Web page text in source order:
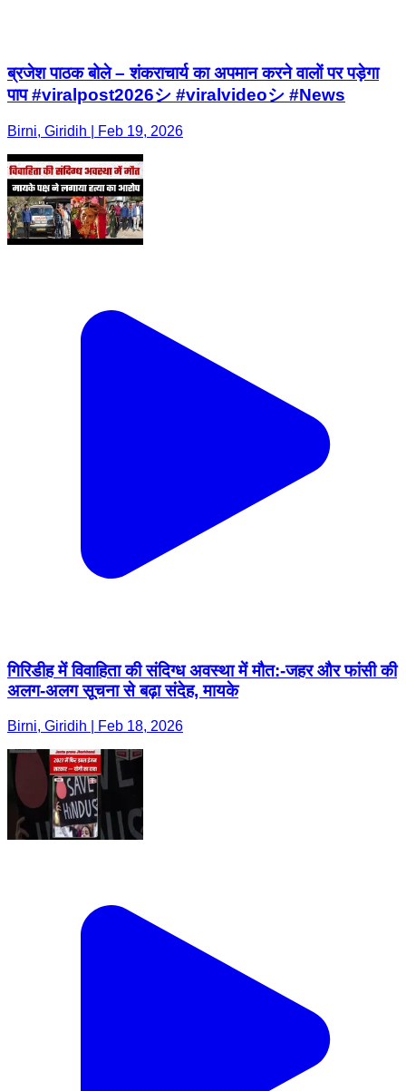
ब्रजेश पाठक बोले – शंकराचार्य का अपमान करने वालों पर पड़ेगा
पाप #viralpost2026シ #viralvideoシ #News
Birni, Giridih | Feb 19, 2026
गिरिडीह में विवाहिता की संदिग्ध अवस्था में मौत:-जहर और फांसी की
अलग-अलग सूचना से बढ़ा संदेह, मायके
Birni, Giridih | Feb 18, 2026